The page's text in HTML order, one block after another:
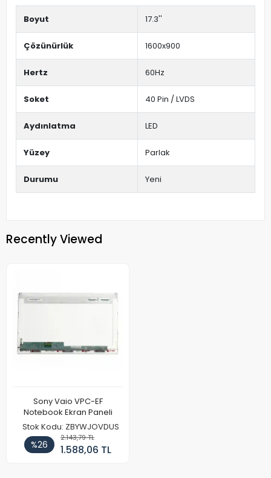
Boyut 17.3''
Çözünürlük 1600x900
Hertz 60Hz
Soket 40 Pin / LVDS
Aydınlatma LED
Yüzey Parlak
Durumu Yeni
Recently Viewed
Sony Vaio VPC-EF
Notebook Ekran Paneli
Stok Kodu: ZBYWJOVDUS
%26
2.143,79 TL
1.588,06 TL